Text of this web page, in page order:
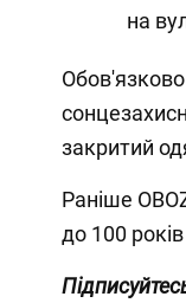
на
закритий
Раніше
до 100